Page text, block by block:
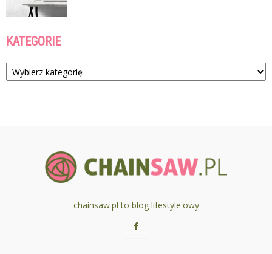
KATEGORIE
Kategorie
chainsaw.pl to blog lifestyle'owy